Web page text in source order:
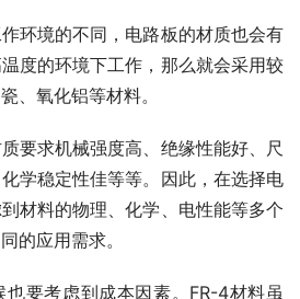
环境的不同，电路板的材质也会有
度的环境下工作，那么就会采用较
、氧化铝等材料。
要求机械强度高、绝缘性能好、尺
学稳定性佳等等。因此，在选择电
材料的物理、化学、电性能等多个
的应用需求。
要考虑到成本因素。FR-4材料虽